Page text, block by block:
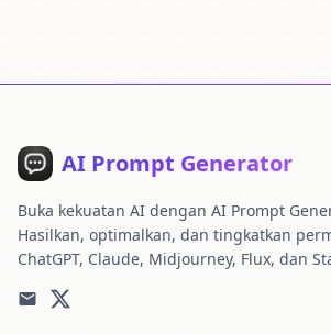
AI Prompt Generator
Buka kekuatan AI dengan AI Prompt
Hasilkan, optimalkan, dan tingkatkan
ChatGPT, Claude, Midjourney, Flux, dan